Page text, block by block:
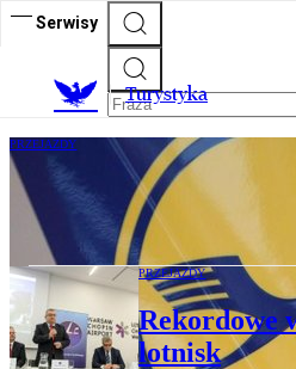
Serwisy
Turystyka
PRZEJAZDY
Lufthansa: Zysk
droższe
PRZEJAZDY
Rekordowe
lotnisk